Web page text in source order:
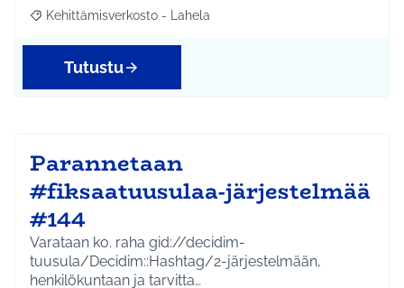
Rajaa tulokset aihepiirin mukaan: Kehittämisverkosto - Lahela
Kehittämisverkosto - Lahela
Tutustu
Parannetaan
#fiksaatuusulaa-järjestelmää
#144
Varataan ko. raha gid://decidim-
tuusula/Decidim::Hashtag/2-järjestelmään,
henkilökuntaan ja tarvitta…